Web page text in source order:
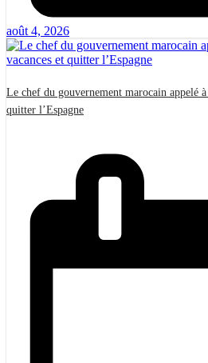
août 4, 2026
Le chef du gouvernement marocain appelé
quitter l’Espagne